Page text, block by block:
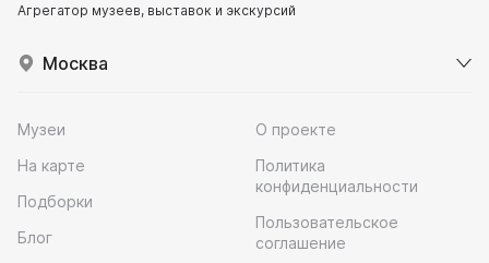
Агрегатор музеев, выставок и экскурсий
Москва
Музеи
На карте
Подборки
Блог
О проекте
Политика
конфиденциальности
Пользовательское
соглашение